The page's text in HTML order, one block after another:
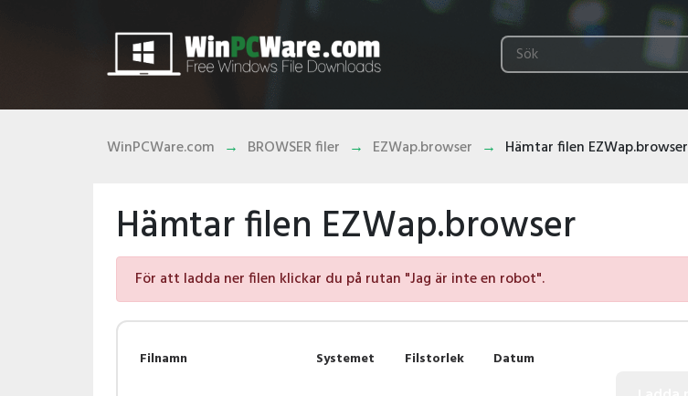
WinPCWare.com BROWSER filer EZWap.browser Hämtar filen EZWap.browser
Hämtar filen EZWap.browser
För att ladda ner filen klickar du på rutan "Jag är inte en robot".
Filnamn Systemet Filstorlek Datum